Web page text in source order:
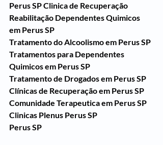
Perus SP Clinica de Recuperação
Reabilitação Dependentes Quimicos
em Perus SP
Tratamento do Alcoolismo em Perus SP
Tratamentos para Dependentes
Quimicos em Perus SP
Tratamento de Drogados em Perus SP
Clínicas de Recuperação em Perus SP
Comunidade Terapeutica em Perus SP
Clinicas Plenus Perus SP
Perus SP